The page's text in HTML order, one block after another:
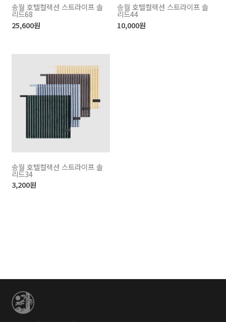
송월 호텔컬렉션 스트라이프 솔
리드68
25,600원
송월 호텔컬렉션 스트라이프 솔
리드44
10,000원
송월 호텔컬렉션 스트라이프 솔
리드34
3,200원